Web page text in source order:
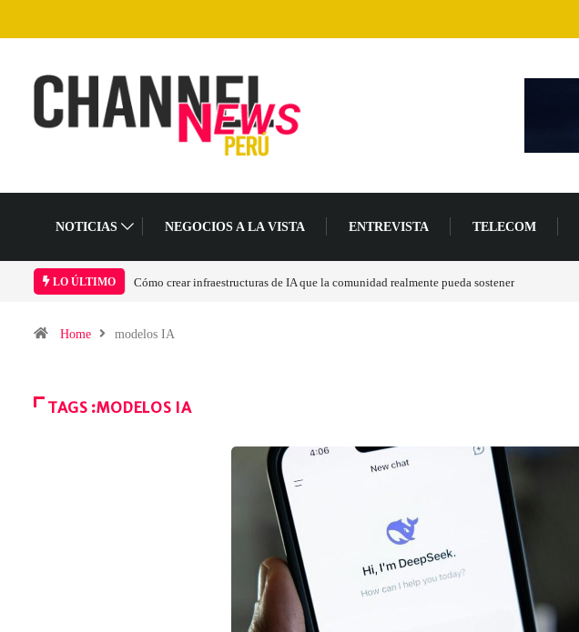
NOTICIAS NEGOCIOS A LA VISTA ENTREVISTA TELECOM
LO ÚLTIMO Cómo crear infraestructuras de IA que la comunidad realmente pueda sostener
Home modelos IA
TAGS :MODELOS IA